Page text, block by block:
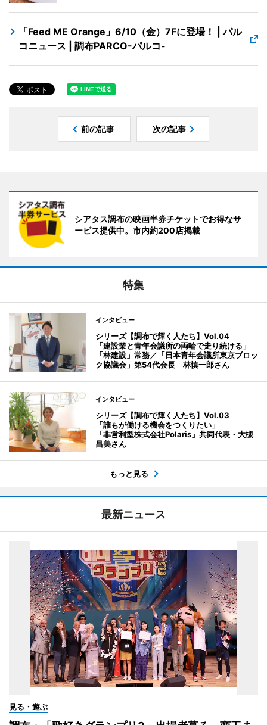
「Feed ME Orange」6/10（金）7Fに登場！ | パル
コニュース | 調布PARCO-パルコ-
前の記事 次の記事
シアタス調布の映画半券チケットでお得なサ
ービス提供中。市内約200店掲載
特集
インタビュー
シリーズ【調布で輝く人たち】Vol.04
「建設業と青年会議所の両輪で走り続ける」
「林建設」常務／「日本青年会議所東京ブロッ
ク協議会」第54代会長 林慎一郎さん
インタビュー
シリーズ【調布で輝く人たち】Vol.03
「誰もが働ける機会をつくりたい」
「非営利型株式会社Polaris」共同代表・大槻
昌美さん
もっと見る
最新ニュース
見る・遊ぶ